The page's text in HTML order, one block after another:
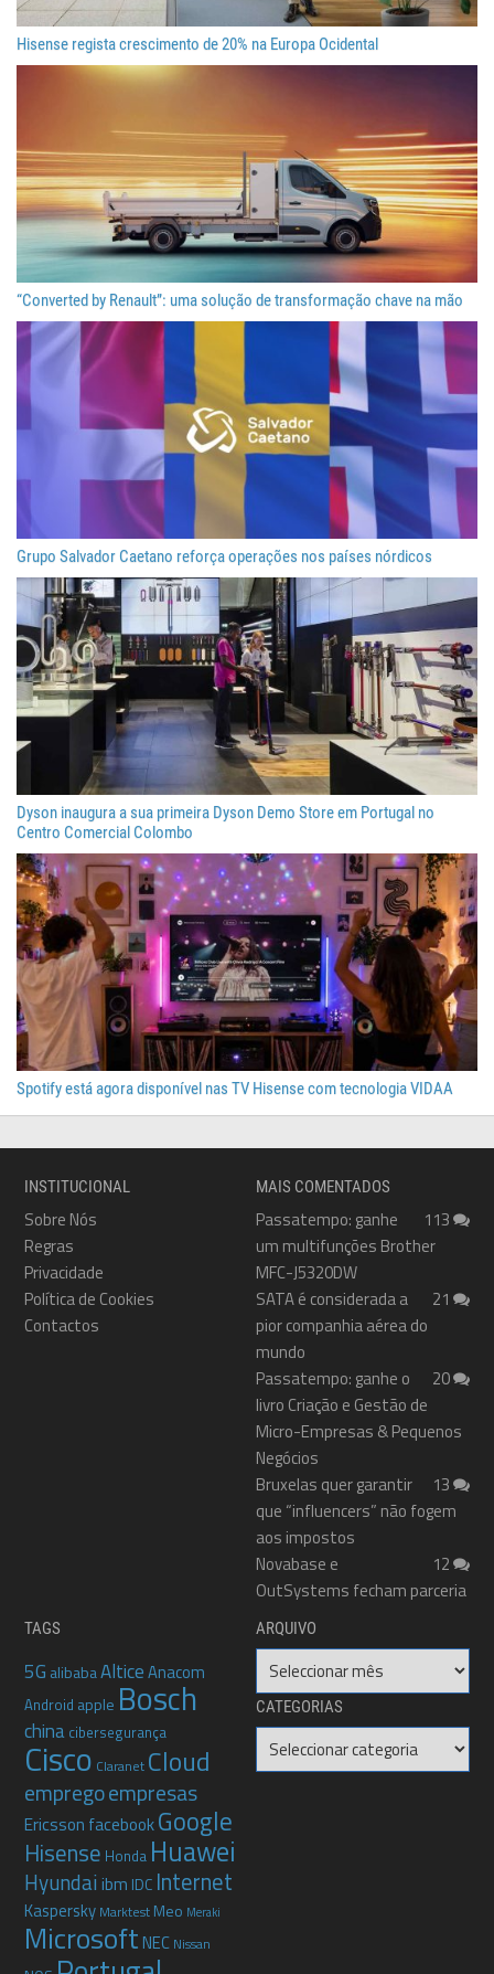
Hisense regista crescimento de 20% na Europa Ocidental
“Converted by Renault”: uma solução de transformação chave na mão
Grupo Salvador Caetano reforça operações nos países nórdicos
Dyson inaugura a sua primeira Dyson Demo Store em Portugal no
Centro Comercial Colombo
Spotify está agora disponível nas TV Hisense com tecnologia VIDAA
INSTITUCIONAL
Sobre Nós
Regras
Privacidade
Política de Cookies
Contactos
MAIS COMENTADOS
113
Passatempo: ganhe
um multifunções Brother
MFC-J5320DW
21
SATA é considerada a
pior companhia aérea do
mundo
20
Passatempo: ganhe o
livro Criação e Gestão de
Micro-Empresas & Pequenos
Negócios
13
Bruxelas quer garantir
que “influencers” não fogem
aos impostos
12
Novabase e
OutSystems fecham parceria
TAGS
5G alibabaAlticeAnacom
Android apple Bosch
china cibersegurança
Cisco Claranet Cloud
empregoempresas
Ericsson facebookGoogle
Hisense Honda Huawei
Hyundai ibm IDC Internet
Kaspersky Marktest Meo Meraki
MicrosoftNEC Nissan
ARQUIVO
Arquivo
CATEGORIAS
Categorias